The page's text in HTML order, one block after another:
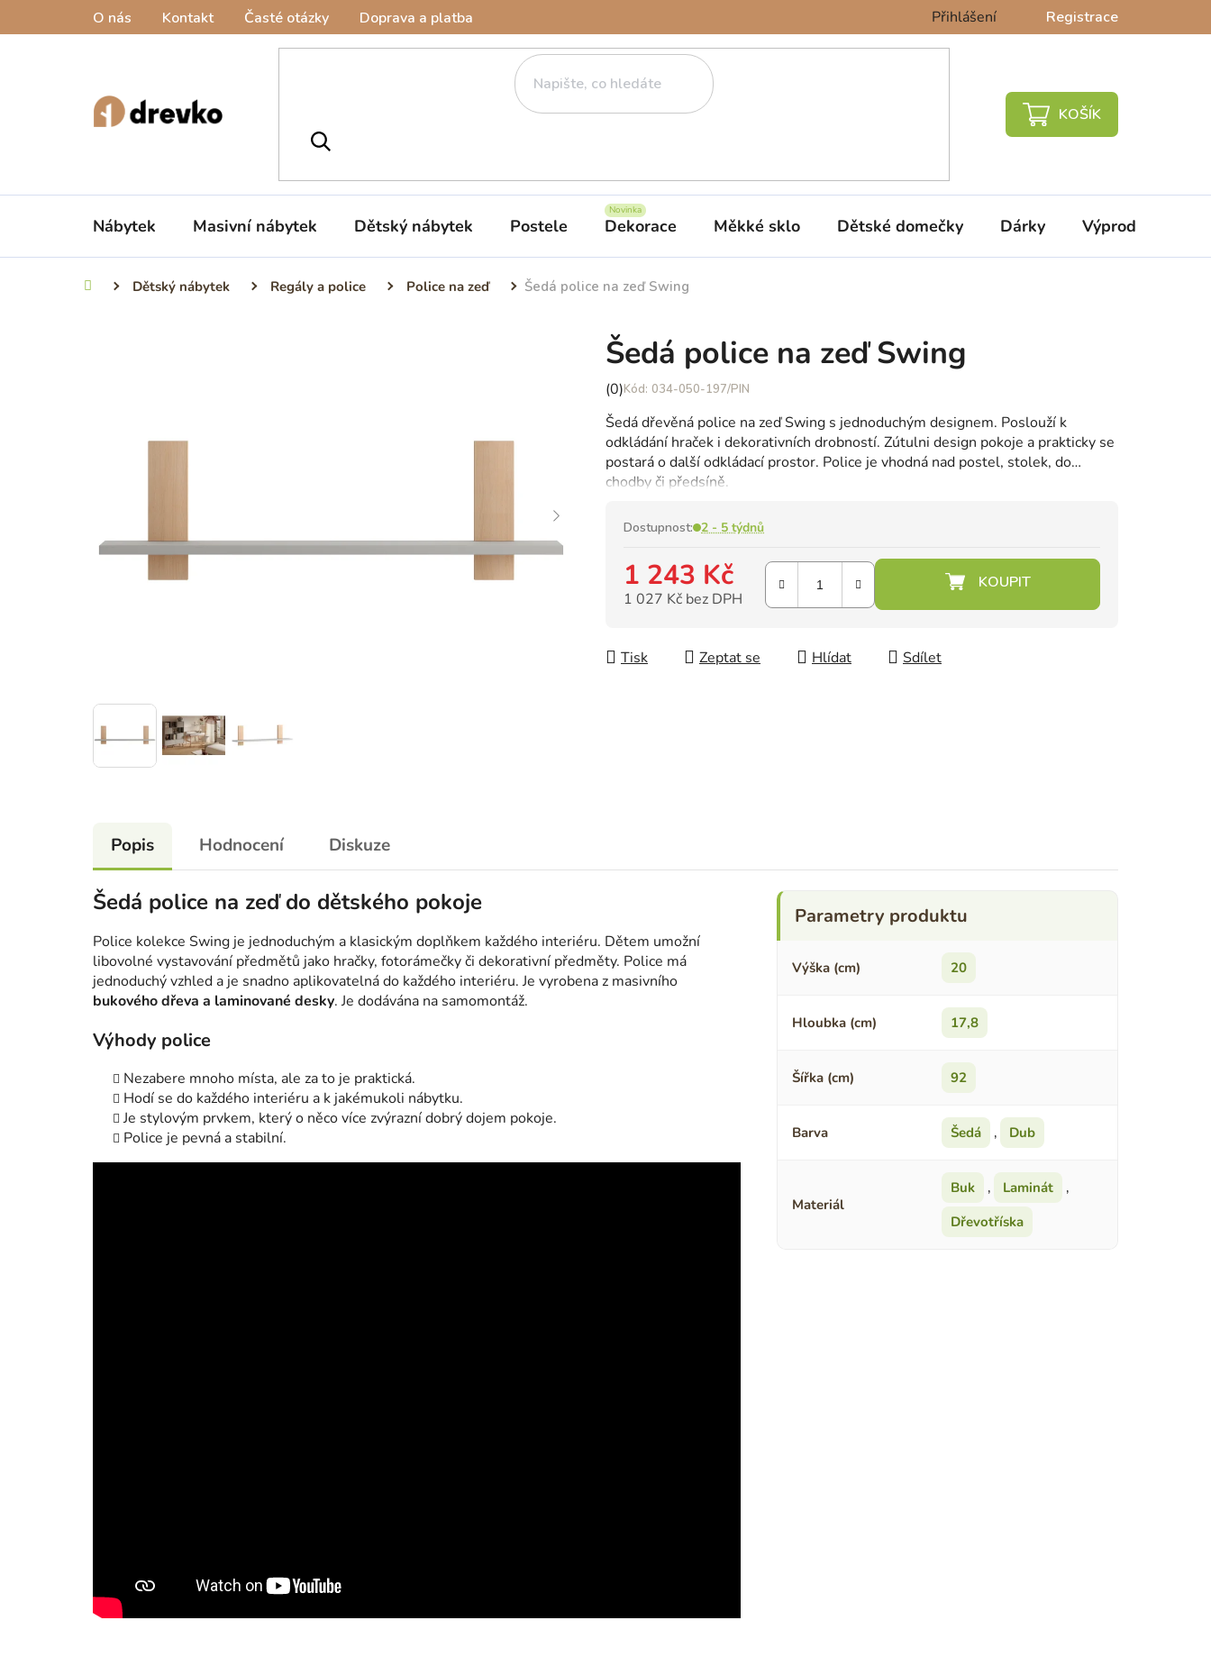
O nás Kontakt Časté otázky Doprava a platba Přihlášení Registrace
NÁKUPNÍ
Nábytek Masivní nábytek Dětský nábytek Postele Dekorace Měkké sklo Dětské domečky Dárky Výprodej %
Domů Dětský nábytek Regály a police Police na zeď Šedá police na zeď Swing
Šedá police na zeď Swing
Průměrné
produktu
je
0,0
z
hvězdiček.
(0) 034-050-197/PIN
Šedá dřevěná police na zeď Swing s jednoduchým designem. Poslouží k
odkládání hraček i dekorativních drobností. Zútulni design pokoje a prakticky se
postará o další odkládací prostor. Police je vhodná nad postel, stolek, do
chodby či předsíně.
Dostupnost: 2 - 5 týdnů
1 243 Kč
1 027 Kč bez DPH
Tisk
Zeptat se Hlídat Sdílet
Popis Hodnocení Diskuze
Šedá police na zeď do dětského pokoje
Police kolekce Swing je jednoduchým a klasickým doplňkem každého interiéru. Dětem umožní
libovolné vystavování předmětů jako hračky, fotorámečky či dekorativní předměty. Police má
jednoduchý vzhled a je snadno aplikovatelná do každého interiéru. Je vyrobena z masivního
bukového dřeva a laminované desky. Je dodávána na samomontáž.
Výhody police
Nezabere mnoho místa, ale za to je praktická.
Hodí se do každého interiéru a k jakémukoli nábytku.
Je stylovým prvkem, který o něco více zvýrazní dobrý dojem pokoje.
Police je pevná a stabilní.
Výška (cm) 20
Hloubka (cm) 17,8
Šířka (cm) 92
Barva Šedá , Dub
Materiál
Buk , Laminát
,
Dřevotříska